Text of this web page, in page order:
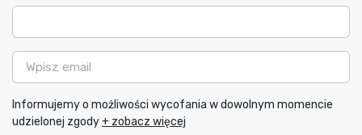
Email
B2C-
PL
Informujemy o możliwości wycofania w dowolnym momencie
udzielonej zgody+ zobacz więcej